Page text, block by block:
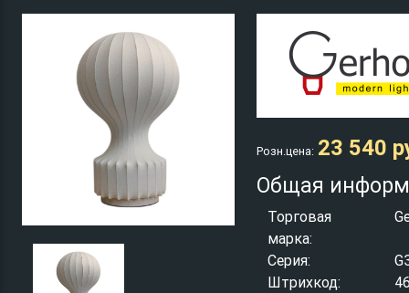
Розн.цена: 23 540
Общая
Торговая
марка:
Серия:
Штрихкод: